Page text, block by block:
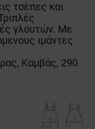
τσέπες και
γλουτών. Με
ιμάντες
Καμβάς, 290